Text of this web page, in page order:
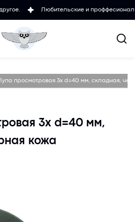
Любительские и проффесиональные
просмотровая 3х d=40 мм, складная,
3х d=40 мм,
кожа